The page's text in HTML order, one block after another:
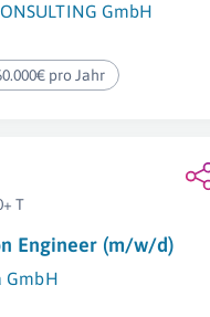
GmbH
pro Jahr
T
Engineer (m/w/d)
GmbH